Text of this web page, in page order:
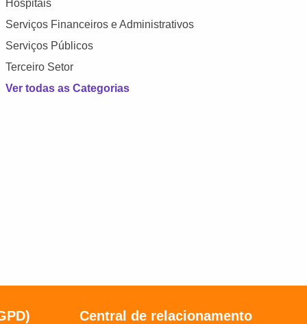
Hospitais
Serviços Financeiros e Administrativos
Serviços Públicos
Terceiro Setor
Ver todas as Categorias
Central de relacionamento